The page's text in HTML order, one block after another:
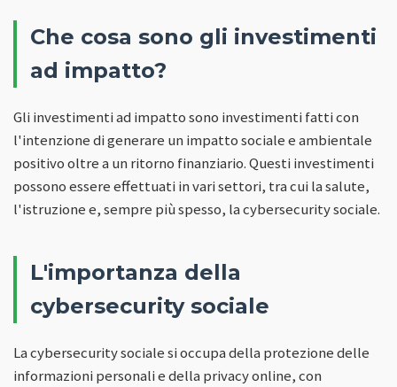
Che cosa sono gli investimenti
ad impatto?
Gli investimenti ad impatto sono investimenti fatti con
l'intenzione di generare un impatto sociale e ambientale
positivo oltre a un ritorno finanziario. Questi investimenti
possono essere effettuati in vari settori, tra cui la salute,
l'istruzione e, sempre più spesso, la cybersecurity sociale.
L'importanza della
cybersecurity sociale
La cybersecurity sociale si occupa della protezione delle
informazioni personali e della privacy online, con